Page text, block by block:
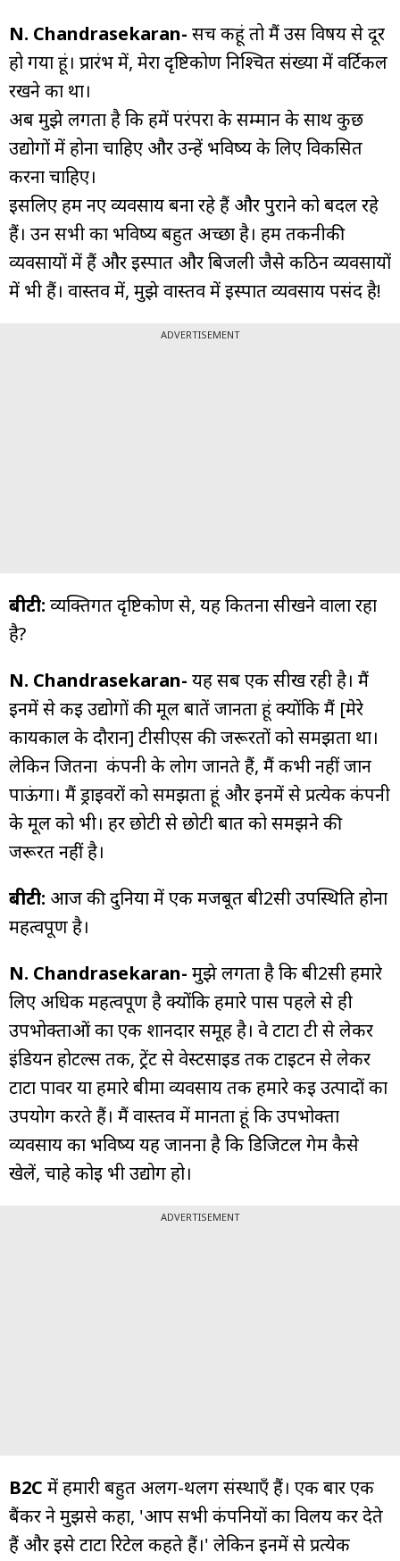
N. Chandrasekaran- सच कहूं तो मैं उस विषय से दूर
हो गया हूं। प्रारंभ में, मेरा दृष्टिकोण निश्चित संख्या में वर्टिकल
रखने का था।
अब मुझे लगता है कि हमें परंपरा के सम्मान के साथ कुछ
उद्योगों में होना चाहिए और उन्हें भविष्य के लिए विकसित
करना चाहिए।
इसलिए हम नए व्यवसाय बना रहे हैं और पुराने को बदल रहे
हैं। उन सभी का भविष्य बहुत अच्छा है। हम तकनीकी
व्यवसायों में हैं और इस्पात और बिजली जैसे कठिन व्यवसायों
में भी हैं। वास्तव में, मुझे वास्तव में इस्पात व्यवसाय पसंद है!
ADVERTISEMENT
बीटी: व्यक्तिगत दृष्टिकोण से, यह कितना सीखने वाला रहा
है?
N. Chandrasekaran- यह सब एक सीख रही है। मैं
इनमें से कई उद्योगों की मूल बातें जानता हूं क्योंकि मैं [मेरे
कार्यकाल के दौरान] टीसीएस की जरूरतों को समझता था।
लेकिन जितना कंपनी के लोग जानते हैं, मैं कभी नहीं जान
पाऊंगा। मैं ड्राइवरों को समझता हूं और इनमें से प्रत्येक कंपनी
के मूल को भी। हर छोटी से छोटी बात को समझने की
जरूरत नहीं है।
बीटी: आज की दुनिया में एक मजबूत बी2सी उपस्थिति होना
महत्वपूर्ण है।
N. Chandrasekaran- मुझे लगता है कि बी2सी हमारे
लिए अधिक महत्वपूर्ण है क्योंकि हमारे पास पहले से ही
उपभोक्ताओं का एक शानदार समूह है। वे टाटा टी से लेकर
इंडियन होटल्स तक, ट्रेंट से वेस्टसाइड तक टाइटन से लेकर
टाटा पावर या हमारे बीमा व्यवसाय तक हमारे कई उत्पादों का
उपयोग करते हैं। मैं वास्तव में मानता हूं कि उपभोक्ता
व्यवसाय का भविष्य यह जानना है कि डिजिटल गेम कैसे
खेलें, चाहे कोई भी उद्योग हो।
ADVERTISEMENT
B2C में हमारी बहुत अलग-थलग संस्थाएँ हैं। एक बार एक
बैंकर ने मुझसे कहा, 'आप सभी कंपनियों का विलय कर देते
हैं और इसे टाटा रिटेल कहते हैं।' लेकिन इनमें से प्रत्येक